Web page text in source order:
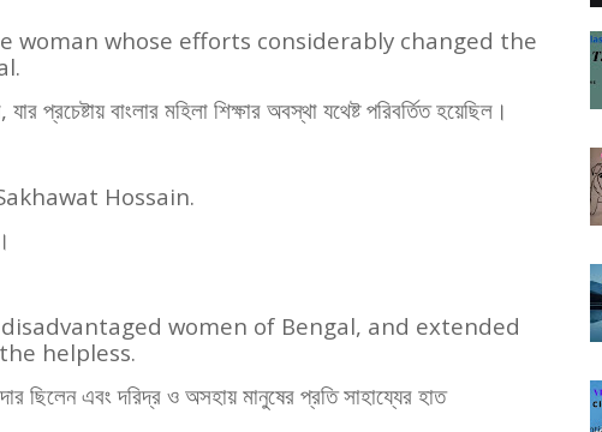
woman whose efforts considerably changed the
, যার প্রচেষ্টায় বাংলার মহিলা শিক্ষার অবস্থা যথেষ্ট পরিবর্তিত হয়েছিল।
Hossain.
women of Bengal, and extended
helpless.
ছিলেন এবং দরিদ্র ও অসহায় মানুষের প্রতি সাহায্যের হাত